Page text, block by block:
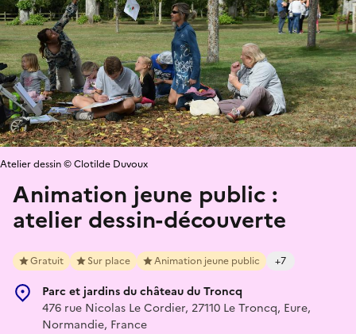
Animation jeune public :
atelier dessin-découverte
Gratuit Sur place Animation jeune public +7
Parc et jardins du château du Troncq
476 rue Nicolas Le Cordier, 27110 Le Troncq, Eure,
Normandie, France
Atelier dessin © Clotilde Duvoux